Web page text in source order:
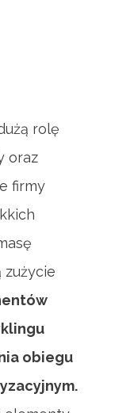
rolę
oraz
firmy
zużycie
obiegu